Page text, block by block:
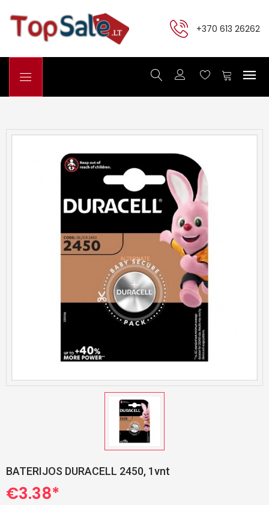
+370 613 26262
BATERIJOS DURACELL 2450, 1vnt
€3.38*